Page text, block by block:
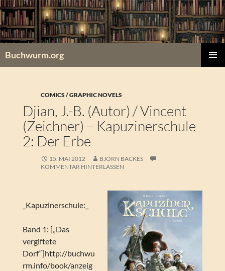
Zum
Inhalt
springen
Buchwurm.org
COMICS / GRAPHIC NOVELS
Djian, J.-B. (Autor) / Vincent
(Zeichner) – Kapuzinerschule
2: Der Erbe
15. MAI 2012
BJÖRN BACKES
KOMMENTAR HINTERLASSEN
_Kapuzinerschule:_
Band 1: [„Das
vergiftete
Dorf“]http://buchwu
rm.info/book/anzeig